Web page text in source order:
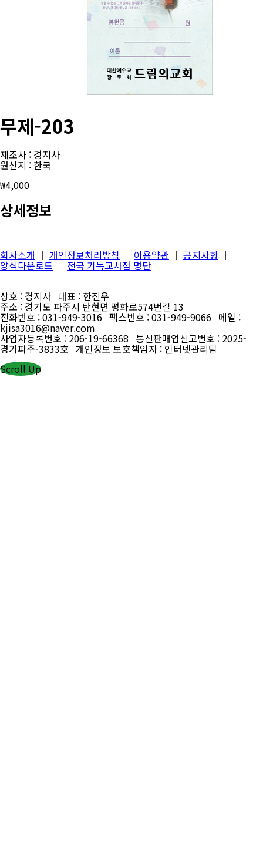
무제-203
제조사 : 경지사
원산지 : 한국
₩4,000
상세정보
회사소개 │ 개인정보처리방침 │ 이용약관 │ 공지사항 │
양식다운로드 │ 전국 기독교서점 명단
상호 : 경지사 대표 : 한진우
주소 : 경기도 파주시 탄현면 평화로574번길 13
전화번호 : 031-949-3016 팩스번호 : 031-949-9066 메일 :
kjisa3016@naver.com
사업자등록번호 : 206-19-66368 통신판매업신고번호 : 2025-
경기파주-3833호 개인정보 보호책임자 : 인터넷관리팀
Scroll Up